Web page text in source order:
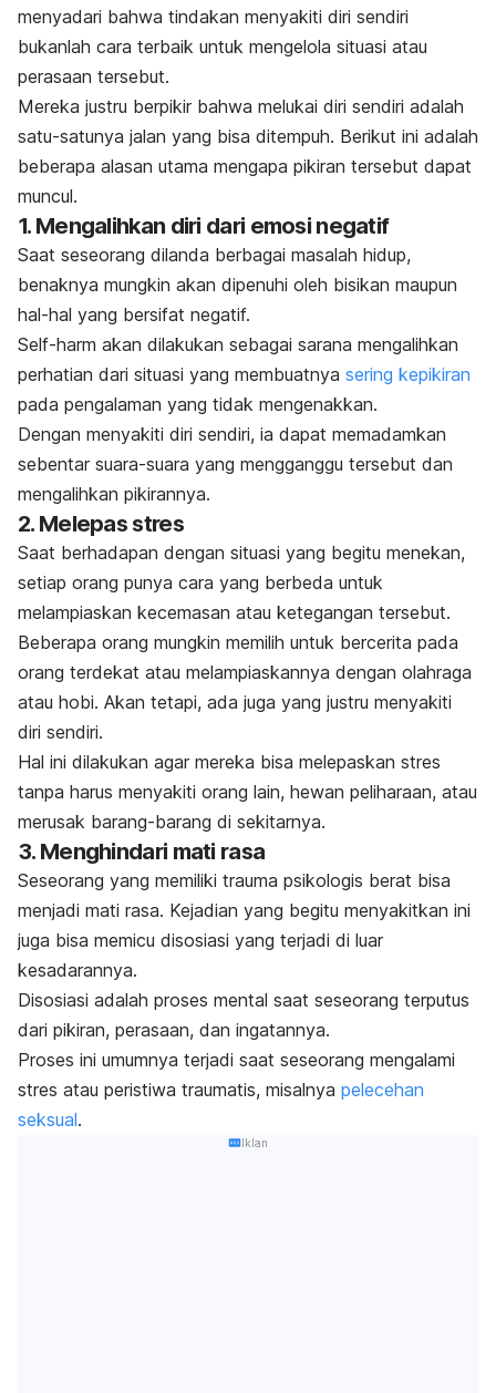
menyadari bahwa tindakan menyakiti diri sendiri
bukanlah cara terbaik untuk mengelola situasi atau
perasaan tersebut.
Mereka justru berpikir bahwa melukai diri sendiri adalah
satu-satunya jalan yang bisa ditempuh. Berikut ini adalah
beberapa alasan utama mengapa pikiran tersebut dapat
muncul.
1. Mengalihkan diri dari emosi negatif
Saat seseorang dilanda berbagai masalah hidup,
benaknya mungkin akan dipenuhi oleh bisikan maupun
hal-hal yang bersifat negatif.
Self-harm akan dilakukan sebagai sarana mengalihkan
perhatian dari situasi yang membuatnya sering kepikiran
pada pengalaman yang tidak mengenakkan.
Dengan menyakiti diri sendiri, ia dapat memadamkan
sebentar suara-suara yang mengganggu tersebut dan
mengalihkan pikirannya.
2. Melepas stres
Saat berhadapan dengan situasi yang begitu menekan,
setiap orang punya cara yang berbeda untuk
melampiaskan kecemasan atau ketegangan tersebut.
Beberapa orang mungkin memilih untuk bercerita pada
orang terdekat atau melampiaskannya dengan olahraga
atau hobi. Akan tetapi, ada juga yang justru menyakiti
diri sendiri.
Hal ini dilakukan agar mereka bisa melepaskan stres
tanpa harus menyakiti orang lain, hewan peliharaan, atau
merusak barang-barang di sekitarnya.
3. Menghindari mati rasa
Seseorang yang memiliki trauma psikologis berat bisa
menjadi mati rasa. Kejadian yang begitu menyakitkan ini
juga bisa memicu disosiasi yang terjadi di luar
kesadarannya.
Disosiasi adalah proses mental saat seseorang terputus
dari pikiran, perasaan, dan ingatannya.
Proses ini umumnya terjadi saat seseorang mengalami
stres atau peristiwa traumatis, misalnya pelecehan
seksual.
Iklan